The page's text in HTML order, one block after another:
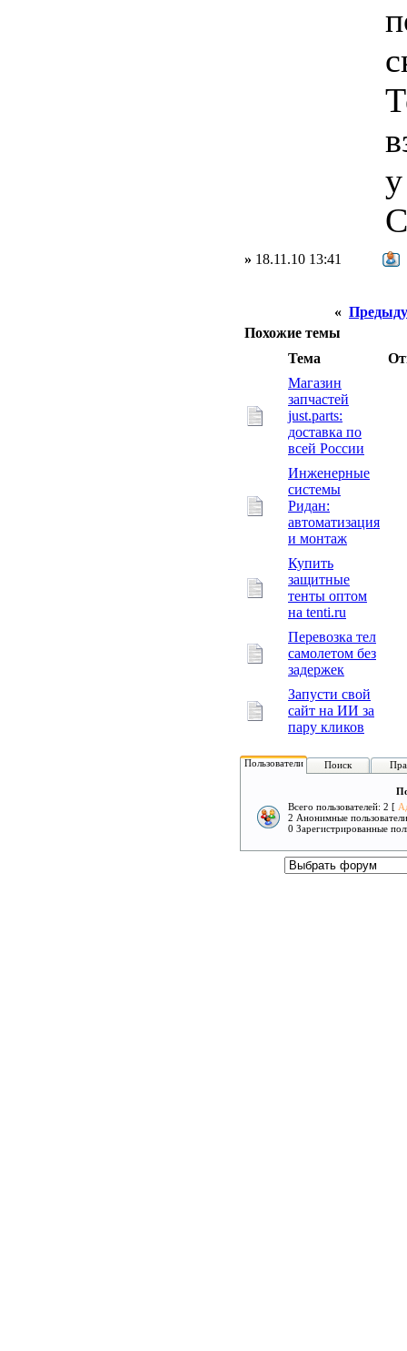
» 18.11.10 13:41
«
Похожие темы
Тема
Магазин
запчастей
just.parts:
доставка по
всей России
Инженерные
системы
Ридан:
автоматизация
и монтаж
Купить
защитные
тенты оптом
на tenti.ru
Перевозка тел
самолетом без
задержек
Запусти свой
сайт на ИИ за
пару кликов
Пользователи Поиск
Всего пользователей: 2 [
2 Анонимные пользователи
0 Зарегистрированные